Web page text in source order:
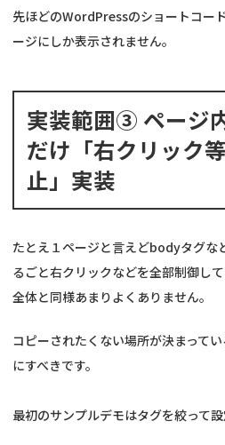
先ほどのWordPressのショートコー
ージにしか表示されません。
実装範囲③ ページ
だけ「右クリック
止」実装
たとえ１ページと言えどbodyタグな
るごと右クリックなどを全部制御し
全体と同様あまりよくありません。
コピーされたくない場所が決まって
にすべきです。
最初のサンプルデモはタグを絞って設